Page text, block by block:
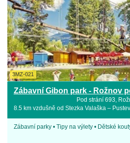
3MZ-021
Zábavní Gibon park - Rožnov
Pod strání 693,
8.5 km vzdušně od Stezka Valaška –
Zábavní parky • Tipy na výlety • Dětské